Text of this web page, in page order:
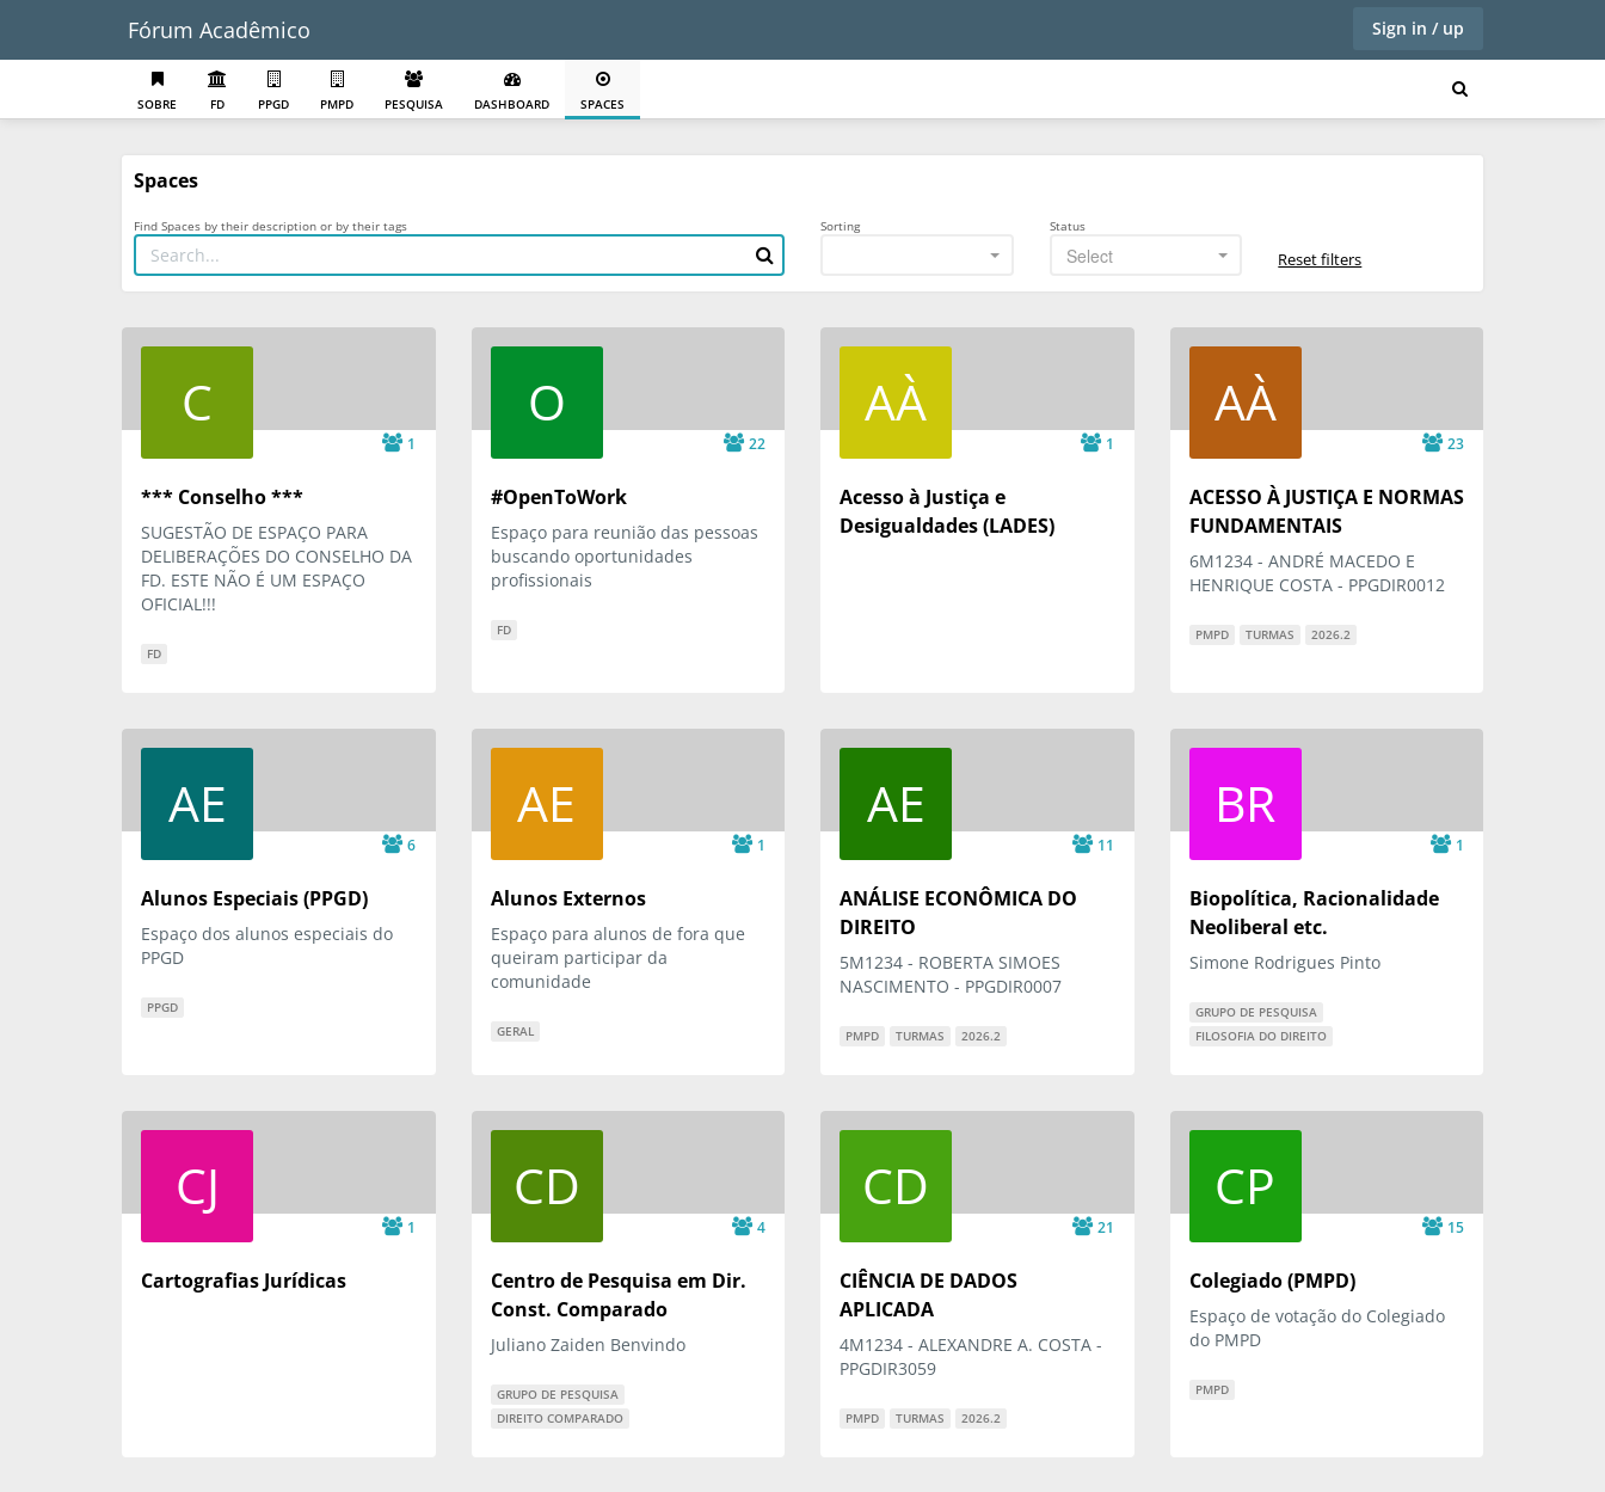
Fórum Acadêmico Sign in / up
SOBRE FD PPGD PMPD PESQUISA DASHBOARD SPACES
Spaces
Find Spaces by their description or by their tags Sorting Status
Select Reset filters
C
1
*** Conselho ***
SUGESTÃO DE ESPAÇO PARA
DELIBERAÇÕES DO CONSELHO DA
FD. ESTE NÃO É UM ESPAÇO
OFICIAL!!!
FD
O
22
#OpenToWork
Espaço para reunião das pessoas
buscando oportunidades
profissionais
FD
AÀ
1
Acesso à Justiça e
Desigualdades (LADES)
AÀ
23
ACESSO À JUSTIÇA E NORMAS
FUNDAMENTAIS
6M1234 - ANDRÉ MACEDO E
HENRIQUE COSTA - PPGDIR0012
PMPD TURMAS 2026.2
AE
6
Alunos Especiais (PPGD)
Espaço dos alunos especiais do
PPGD
PPGD
AE
1
Alunos Externos
Espaço para alunos de fora que
queiram participar da
comunidade
GERAL
AE
11
ANÁLISE ECONÔMICA DO
DIREITO
5M1234 - ROBERTA SIMOES
NASCIMENTO - PPGDIR0007
PMPD TURMAS 2026.2
BR
1
Biopolítica, Racionalidade
Neoliberal etc.
Simone Rodrigues Pinto
GRUPO DE PESQUISA
FILOSOFIA DO DIREITO
CJ
1
Cartografias Jurídicas
CD
4
Centro de Pesquisa em Dir.
Const. Comparado
Juliano Zaiden Benvindo
GRUPO DE PESQUISA
DIREITO COMPARADO
CD
21
CIÊNCIA DE DADOS
APLICADA
4M1234 - ALEXANDRE A. COSTA -
PPGDIR3059
PMPD TURMAS 2026.2
CP
15
Colegiado (PMPD)
Espaço de votação do Colegiado
do PMPD
PMPD